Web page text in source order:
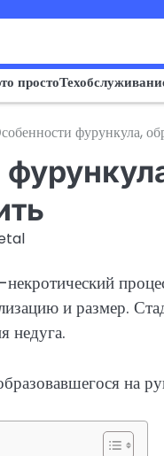
просто
фурункула,
и размер.
недуга.